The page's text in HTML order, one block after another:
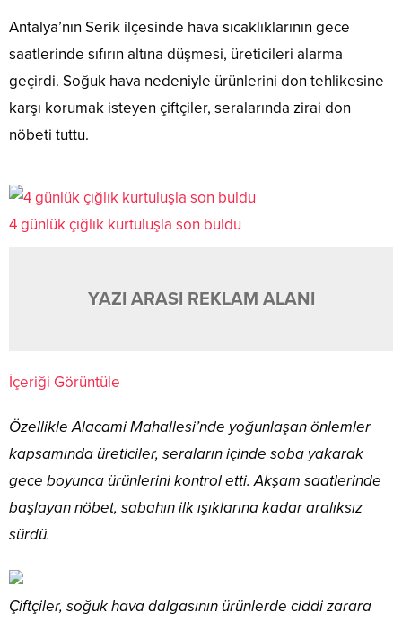
Antalya’nın Serik ilçesinde hava sıcaklıklarının gece
saatlerinde sıfırın altına düşmesi, üreticileri alarma
geçirdi. Soğuk hava nedeniyle ürünlerini don tehlikesine
karşı korumak isteyen çiftçiler, seralarında zirai don
nöbeti tuttu.
4 günlük çığlık kurtuluşla son buldu
YAZI ARASI REKLAM ALANI
İçeriği Görüntüle
Özellikle Alacami Mahallesi’nde yoğunlaşan önlemler
kapsamında üreticiler, seraların içinde soba yakarak
gece boyunca ürünlerini kontrol etti. Akşam saatlerinde
başlayan nöbet, sabahın ilk ışıklarına kadar aralıksız
sürdü.
Çiftçiler, soğuk hava dalgasının ürünlerde ciddi zarara